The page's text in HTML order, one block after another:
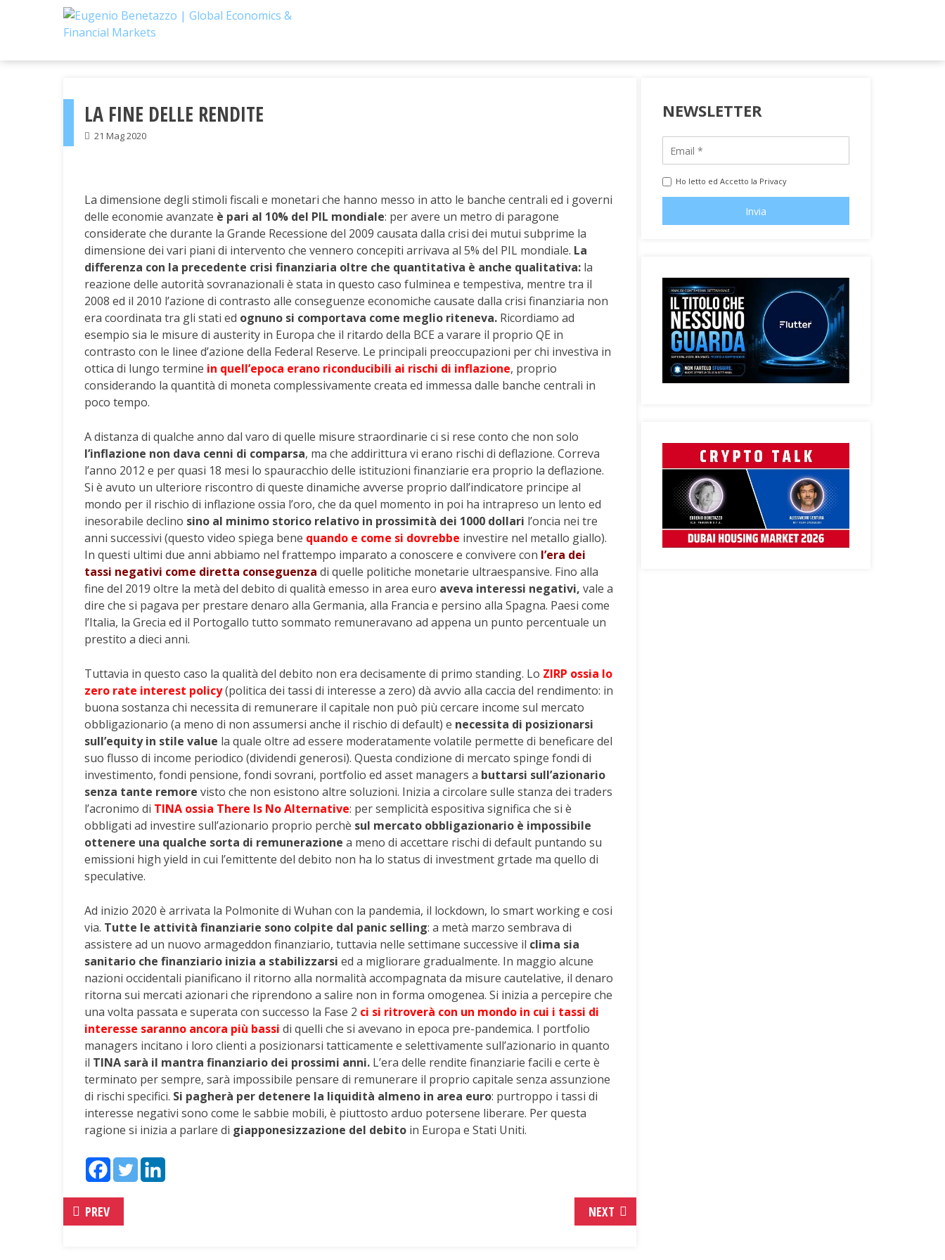
LA FINE DELLE RENDITE
21 Mag 2020
La dimensione degli stimoli fiscali e monetari che hanno messo in atto le banche centrali ed i governi
delle economie avanzate è pari al 10% del PIL mondiale: per avere un metro di paragone
considerate che durante la Grande Recessione del 2009 causata dalla crisi dei mutui subprime la
dimensione dei vari piani di intervento che vennero concepiti arrivava al 5% del PIL mondiale. La
differenza con la precedente crisi finanziaria oltre che quantitativa è anche qualitativa: la
reazione delle autorità sovranazionali è stata in questo caso fulminea e tempestiva, mentre tra il
2008 ed il 2010 l’azione di contrasto alle conseguenze economiche causate dalla crisi finanziaria non
era coordinata tra gli stati ed ognuno si comportava come meglio riteneva. Ricordiamo ad
esempio sia le misure di austerity in Europa che il ritardo della BCE a varare il proprio QE in
contrasto con le linee d’azione della Federal Reserve. Le principali preoccupazioni per chi investiva in
ottica di lungo termine in quell’epoca erano riconducibili ai rischi di inflazione, proprio
considerando la quantità di moneta complessivamente creata ed immessa dalle banche centrali in
poco tempo.
A distanza di qualche anno dal varo di quelle misure straordinarie ci si rese conto che non solo
l’inflazione non dava cenni di comparsa, ma che addirittura vi erano rischi di deflazione. Correva
l’anno 2012 e per quasi 18 mesi lo spauracchio delle istituzioni finanziarie era proprio la deflazione.
Si è avuto un ulteriore riscontro di queste dinamiche avverse proprio dall’indicatore principe al
mondo per il rischio di inflazione ossia l’oro, che da quel momento in poi ha intrapreso un lento ed
inesorabile declino sino al minimo storico relativo in prossimità dei 1000 dollari l’oncia nei tre
anni successivi (questo video spiega bene quando e come si dovrebbe investire nel metallo giallo).
In questi ultimi due anni abbiamo nel frattempo imparato a conoscere e convivere con l’era dei
tassi negativi come diretta conseguenza di quelle politiche monetarie ultraespansive. Fino alla
fine del 2019 oltre la metà del debito di qualità emesso in area euro aveva interessi negativi, vale a
dire che si pagava per prestare denaro alla Germania, alla Francia e persino alla Spagna. Paesi come
l’Italia, la Grecia ed il Portogallo tutto sommato remuneravano ad appena un punto percentuale un
prestito a dieci anni.
Tuttavia in questo caso la qualità del debito non era decisamente di primo standing. Lo ZIRP ossia lo
zero rate interest policy(politica dei tassi di interesse a zero) dà avvio alla caccia del rendimento: in
buona sostanza chi necessita di remunerare il capitale non può più cercare income sul mercato
obbligazionario (a meno di non assumersi anche il rischio di default) e necessita di posizionarsi
sull’equity in stile value la quale oltre ad essere moderatamente volatile permette di beneficare del
suo flusso di income periodico (dividendi generosi). Questa condizione di mercato spinge fondi di
investimento, fondi pensione, fondi sovrani, portfolio ed asset managers a buttarsi sull’azionario
senza tante remore visto che non esistono altre soluzioni. Inizia a circolare sulle stanza dei traders
l’acronimo di TINA ossia There Is No Alternative: per semplicità espositiva significa che si è
obbligati ad investire sull’azionario proprio perchè sul mercato obbligazionario è impossibile
ottenere una qualche sorta di remunerazione a meno di accettare rischi di default puntando su
emissioni high yield in cui l’emittente del debito non ha lo status di investment grtade ma quello di
speculative.
Ad inizio 2020 è arrivata la Polmonite di Wuhan con la pandemia, il lockdown, lo smart working e cosi
via. Tutte le attività finanziarie sono colpite dal panic selling: a metà marzo sembrava di
assistere ad un nuovo armageddon finanziario, tuttavia nelle settimane successive il clima sia
sanitario che finanziario inizia a stabilizzarsi ed a migliorare gradualmente. In maggio alcune
nazioni occidentali pianificano il ritorno alla normalità accompagnata da misure cautelative, il denaro
ritorna sui mercati azionari che riprendono a salire non in forma omogenea. Si inizia a percepire che
una volta passata e superata con successo la Fase 2 ci si ritroverà con un mondo in cui i tassi di
interesse saranno ancora più bassi di quelli che si avevano in epoca pre-pandemica. I portfolio
managers incitano i loro clienti a posizionarsi tatticamente e selettivamente sull’azionario in quanto
il TINA sarà il mantra finanziario dei prossimi anni. L’era delle rendite finanziarie facili e certe è
terminato per sempre, sarà impossibile pensare di remunerare il proprio capitale senza assunzione
di rischi specifici. Si pagherà per detenere la liquidità almeno in area euro: purtroppo i tassi di
interesse negativi sono come le sabbie mobili, è piuttosto arduo potersene liberare. Per questa
ragione si inizia a parlare di giapponesizzazione del debito in Europa e Stati Uniti.
PREV NEXT
NEWSLETTER
Ho letto ed Accetto la Privacy